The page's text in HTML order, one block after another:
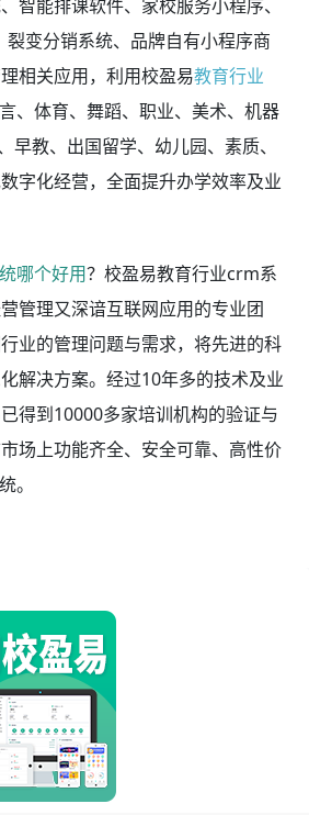
智能排课软件、家校服务小程序、
裂变分销系统、品牌自有小程序商
相关应用，利用校盈易教育行业
、体育、舞蹈、职业、美术、机器
早教、出国留学、幼儿园、素质、
字化经营，全面提升办学效率及业
哪个好用？校盈易教育行业crm系
管理又深谙互联网应用的专业团
业的管理问题与需求，将先进的科
解决方案。经过10年多的技术及业
得到10000多家培训机构的验证与
场上功能齐全、安全可靠、高性价
。